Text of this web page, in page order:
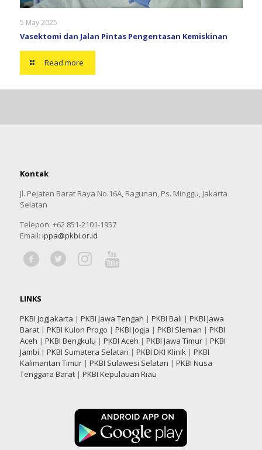
5 May 2025
Vasektomi dan Jalan Pintas Pengentasan Kemiskinan
Read more
Kontak
Jl. Pejaten Barat Raya No.16A, Ragunan, Ps. Minggu, Jakarta
Selatan
Telepon: +62 851-2101-1957
Email: ippa@pkbi.or.id
LINKS
PKBI Jogjakarta | PKBI Jawa Tengah | PKBI Bali | PKBI Jawa
Barat| PKBI Kulon Progo | PKBI Jogja | PKBI Sleman | PKBI
Aceh | PKBI Bengkulu | PKBI Aceh | PKBI Jawa Timur| PKBI
Jambi | PKBI Sumatera Selatan | PKBI DKI Klinik| PKBI
Kalimantan Timur| PKBI Sulawesi Selatan | PKBI Nusa
Tenggara Barat| PKBI Kepulauan Riau